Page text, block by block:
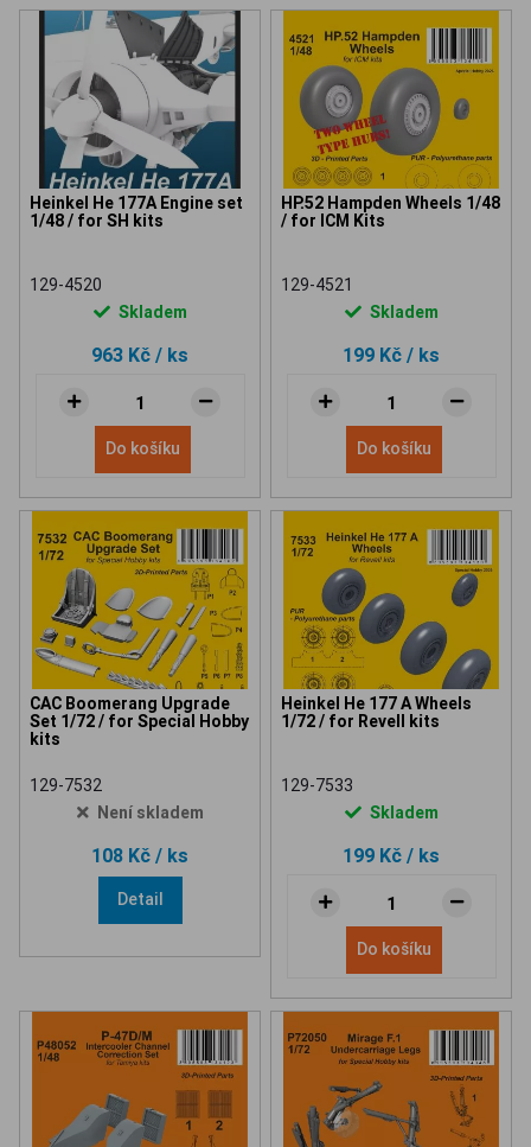
Heinkel He 177A Engine set
1/48 / for SH kits
129-4520
Skladem
963 Kč / ks
Do košíku
HP.52 Hampden Wheels 1/48
/ for ICM Kits
129-4521
Skladem
199 Kč / ks
Do košíku
CAC Boomerang Upgrade
Set 1/72 / for Special Hobby
kits
129-7532
Není skladem
108 Kč / ks
Detail
Heinkel He 177 A Wheels
1/72 / for Revell kits
129-7533
Skladem
199 Kč / ks
Do košíku